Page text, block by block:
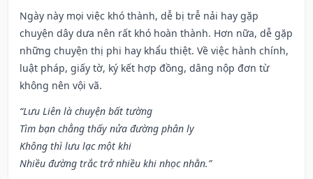
Ngày này mọi việc khó thành, dễ bị trễ nải hay gặp
chuyện dây dưa nên rất khó hoàn thành. Hơn nữa, dễ gặp
những chuyện thị phi hay khẩu thiệt. Về việc hành chính,
luật pháp, giấy tờ, ký kết hợp đồng, dâng nộp đơn từ
không nên vội vã.
“Lưu Liên là chuyện bất tường
Tìm bạn chẳng thấy nửa đường phân ly
Không thì lưu lạc một khi
Nhiều đường trắc trở nhiều khi nhọc nhằn.”